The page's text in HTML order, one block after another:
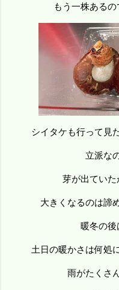
もう一株あるの
シイタケも行って見
立派な
芽が出てい
大きくなるのは諦
暖冬の後
土日の暖かさは何処
雨がたくさ